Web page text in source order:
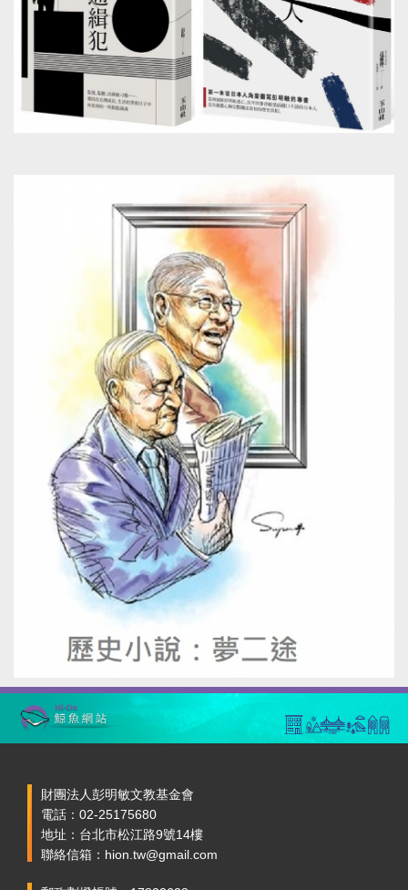
財團法人彭明敏文教基金會
電話：02-25175680
地址：台北市松江路9號14樓
聯絡信箱：hion.tw@gmail.com